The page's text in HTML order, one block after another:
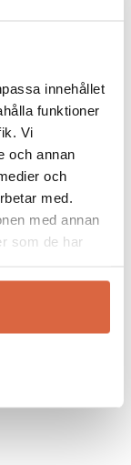
innehållet
funktioner
Vi
och annan
och
med.
med annan
som de har
tillföra
relaxa i
med
en fika på
skall kunna
som